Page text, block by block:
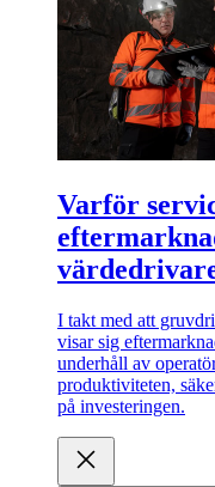
Varför
I takt med att
visar sig
underhåll av
produktiviteten,
på investeringen.